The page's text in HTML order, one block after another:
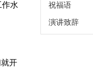
水
开
祝福语
演讲致辞